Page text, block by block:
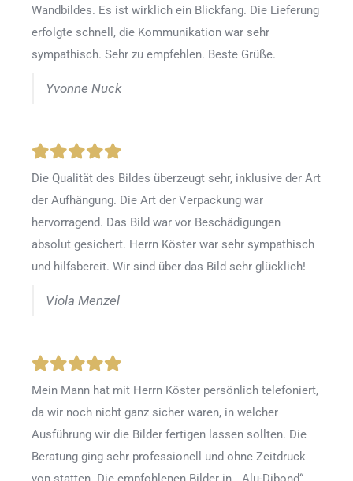
Wandbildes. Es ist wirklich ein Blickfang. Die Lieferung
erfolgte schnell, die Kommunikation war sehr
sympathisch. Sehr zu empfehlen. Beste Grüße.
Yvonne Nuck
Die Qualität des Bildes überzeugt sehr, inklusive der Art
der Aufhängung. Die Art der Verpackung war
hervorragend. Das Bild war vor Beschädigungen
absolut gesichert. Herrn Köster war sehr sympathisch
und hilfsbereit. Wir sind über das Bild sehr glücklich!
Viola Menzel
Mein Mann hat mit Herrn Köster persönlich telefoniert,
da wir noch nicht ganz sicher waren, in welcher
Ausführung wir die Bilder fertigen lassen sollten. Die
Beratung ging sehr professionell und ohne Zeitdruck